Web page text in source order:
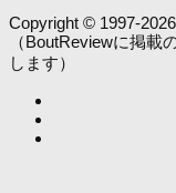
Copyright © 1997-
（BoutReviewに掲載
します）